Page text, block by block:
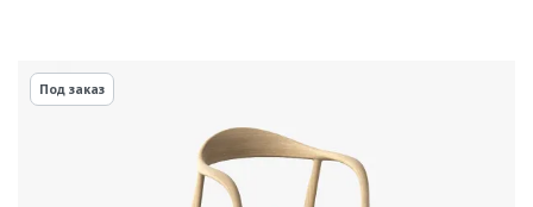
Под заказ